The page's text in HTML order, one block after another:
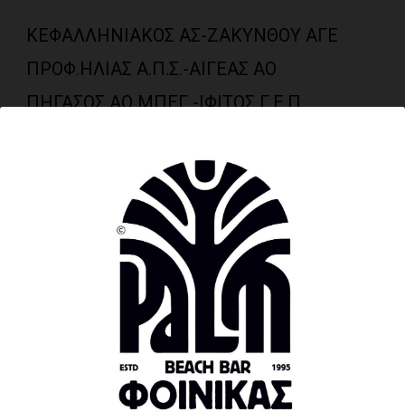
ΚΕΦΑΛΛΗΝΙΑΚΟΣ ΑΣ-ΖΑΚΥΝΘΟΥ ΑΓΕ
ΠΡΟΦ.ΗΛΙΑΣ Α.Π.Σ.-ΑΙΓΕΑΣ ΑΟ
ΠΗΓΑΣΟΣ ΑΟ ΜΠΕΓ -ΙΦΙΤΟΣ Γ.Ε.Π
ΔΙΑΓΟΡΑΣ ΑΟ ΒΡΑΧΝ.-ΤΡΙΤΩΝ ΑΣ ΠΑΤ
ΑΚΡΑΤΑΣ ΑΠΟ -ΣΚΑΓΙΟΠΟΥΛΕΙΟ Α
ΝΙΚΗ ΑΣ ΠΡ-ΠΥΡΣΟΣ Α.Ο